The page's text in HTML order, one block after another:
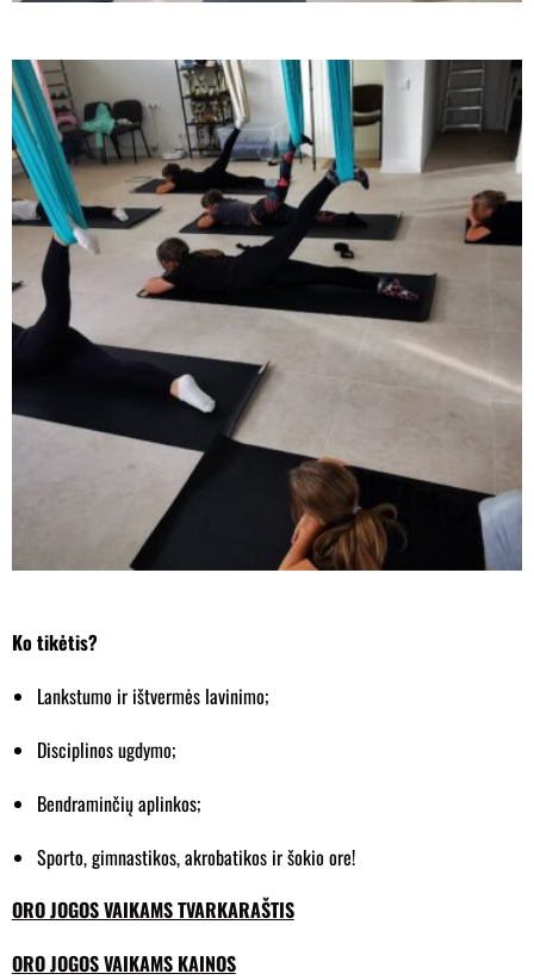
Ko tikėtis?
Lankstumo ir ištvermės lavinimo;
Disciplinos ugdymo;
Bendraminčių aplinkos;
Sporto, gimnastikos, akrobatikos ir šokio ore!
ORO JOGOS VAIKAMS TVARKARAŠTIS
ORO JOGOS VAIKAMS KAINOS